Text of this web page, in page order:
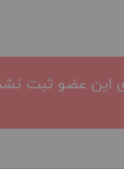
این عضو ثبت